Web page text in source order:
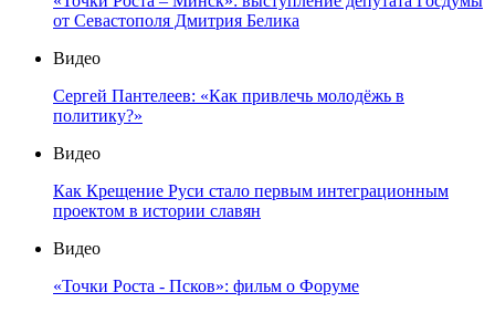
от Севастополя Дмитрия Белика
Видео
Сергей Пантелеев: «Как привлечь молодёжь в
политику?»
Видео
Как Крещение Руси стало первым интеграционным
проектом в истории славян
Видео
«Точки Роста - Псков»: фильм о Форуме